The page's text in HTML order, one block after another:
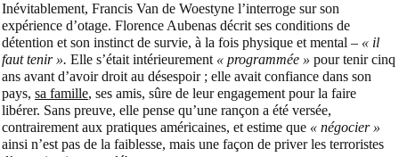
Inévitablement, Francis Van de Woestyne l’interroge sur son
expérience d’otage. Florence Aubenas décrit ses conditions de
détention et son instinct de survie, à la fois physique et mental – « il
faut tenir ». Elle s’était intérieurement « programmée » pour tenir cinq
ans avant d’avoir droit au désespoir ; elle avait confiance dans son
pays, sa famille, ses amis, sûre de leur engagement pour la faire
libérer. Sans preuve, elle pense qu’une rançon a été versée,
contrairement aux pratiques américaines, et estime que « négocier »
ainsi n’est pas de la faiblesse, mais une façon de priver les terroristes